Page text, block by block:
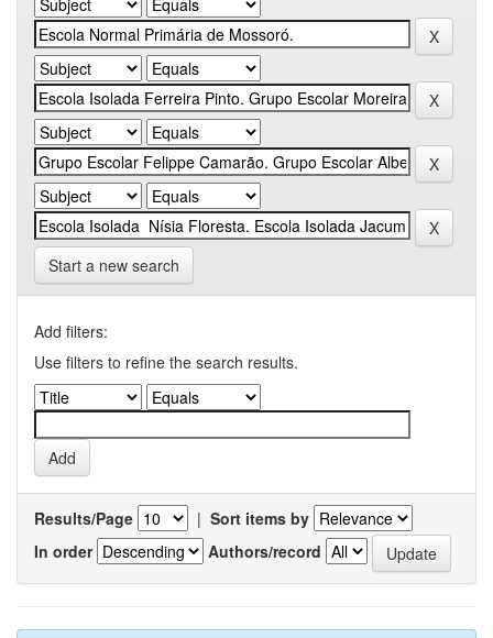
Start a new search
Add filters:
Use filters to refine the search results.
Results/Page | Sort items by
In order
Authors/record